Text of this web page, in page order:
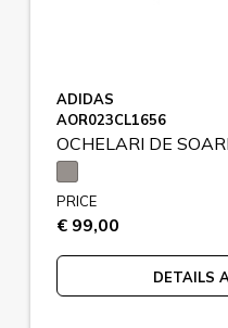
ADIDAS
AOR023CL1656
OCHELARI DE
PRICE
€ 99,00
DETAILS